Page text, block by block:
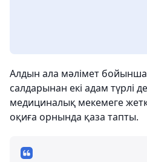
Алдын ала мәлімет
салдарынан екі адам түрлі
медициналық мекемеге
оқиға орнында қаза тапты.